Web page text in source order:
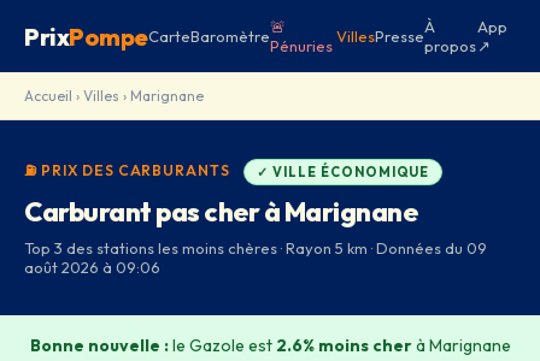
PrixPompeCarteBaromètre🚨
Pénuries VillesPresseÀ
propos
App
↗
Accueil › Villes › Marignane
⛽ PRIX DES CARBURANTS ✓ VILLE ÉCONOMIQUE
Carburant pas cher à Marignane
Top 3 des stations les moins chères · Rayon 5 km · Données du 09
août 2026 à 09:06
Bonne nouvelle :le Gazole est 2.6% moins cherà Marignane